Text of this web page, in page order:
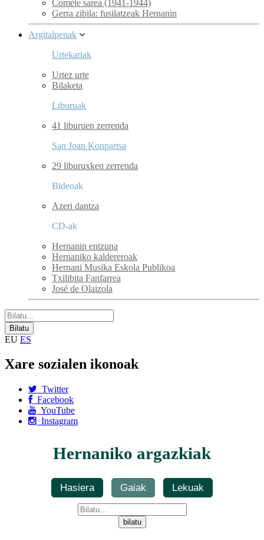
Cométe sarea (1941-1944)
Gerra zibila: fusilatzeak Hernanin
Argitalpenak
Urtekariak
Urtez urte
Bilaketa
Liburuak
41 liburuen zerrenda
San Joan Konpartsa
29 liburuxken zerrenda
Bideoak
Azeri dantza
CD-ak
Hernanin entzuna
Hernaniko kaldereroak
Hernani Musika Eskola Publikoa
Txilibita Fanfarrea
José de Olaizola
EU ES
Xare sozialen ikonoak
Twitter
Facebook
YouTube
Instagram
Hernaniko argazkiak
Hasiera Gaiak Lekuak